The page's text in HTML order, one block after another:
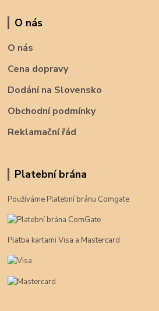
O nás
O nás
Cena dopravy
Dodání na Slovensko
Obchodní podmínky
Reklamační řád
Platební brána
Používáme Platební bránu Comgate
Platba kartami Visa a Mastercard